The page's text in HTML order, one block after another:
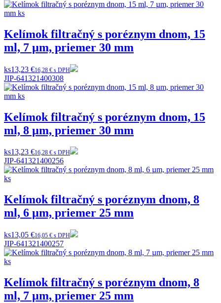
Kelímok filtračný s poréznym dnom, 15
ml, 7 µm, priemer 30 mm
ks13,23 €16,28 € s DPH
JIP-641321400308
Kelímok filtračný s poréznym dnom, 15
ml, 8 µm, priemer 30 mm
ks13,23 €16,28 € s DPH
JIP-641321400256
Kelímok filtračný s poréznym dnom, 8
ml, 6 µm, priemer 25 mm
ks13,05 €16,05 € s DPH
JIP-641321400257
Kelímok filtračný s poréznym dnom, 8
ml, 7 µm, priemer 25 mm